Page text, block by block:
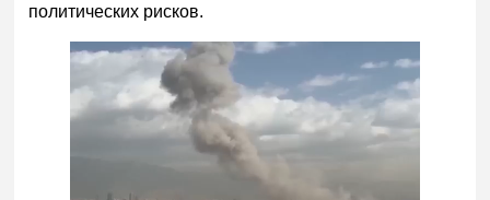
политических рисков.